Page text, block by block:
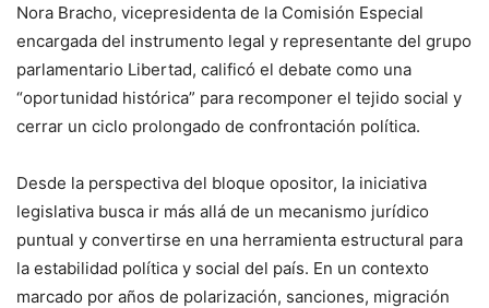
Nora Bracho, vicepresidenta de la Comisión Especial
encargada del instrumento legal y representante del grupo
parlamentario Libertad, calificó el debate como una
“oportunidad histórica” para recomponer el tejido social y
cerrar un ciclo prolongado de confrontación política.
Desde la perspectiva del bloque opositor, la iniciativa
legislativa busca ir más allá de un mecanismo jurídico
puntual y convertirse en una herramienta estructural para
la estabilidad política y social del país. En un contexto
marcado por años de polarización, sanciones, migración